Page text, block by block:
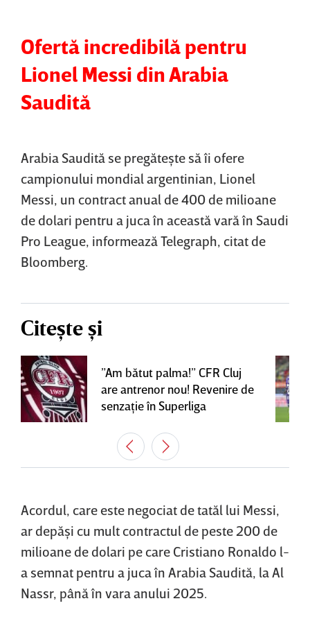
Ofertă incredibilă pentru
Lionel Messi din Arabia
Saudită
Arabia Saudită se pregăteşte să îi ofere
campionului mondial argentinian, Lionel
Messi, un contract anual de 400 de milioane
de dolari pentru a juca în această vară în Saudi
Pro League, informează Telegraph, citat de
Bloomberg.
Citește și
”Am bătut palma!” CFR Cluj
are antrenor nou! Revenire de
senzaţie în Superliga
Acordul, care este negociat de tatăl lui Messi,
ar depăşi cu mult contractul de peste 200 de
milioane de dolari pe care Cristiano Ronaldo l-
a semnat pentru a juca în Arabia Saudită, la Al
Nassr, până în vara anului 2025.